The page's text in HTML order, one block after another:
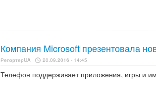
Компания Microsoft презентовала
РепортерUA 20.09.2016 - 14:45
Телефон поддерживает приложения, игры и